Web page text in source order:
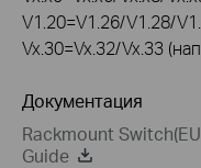
V1.20=V1.26/V1.28/
Vx.30=Vx.32/Vx.33
Документация
Rackmount
Guide